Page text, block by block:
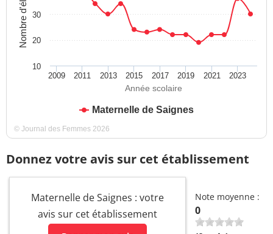
Année scolaire
Nombre d'élèves
Maternelle de Saignes
2009 2011 2013 2015 2017 2019 2021 2023
10
20
30
© Journal des Femmes 2026
Donnez votre avis sur cet établissement
Maternelle de Saignes : votre
avis sur cet établissement
Note moyenne :
0